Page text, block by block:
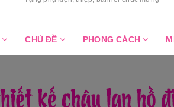
CHỦ ĐỀ PHONG CÁCH